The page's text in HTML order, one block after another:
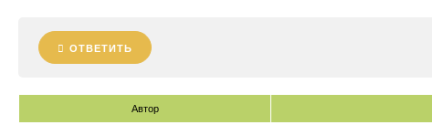
ОТВЕТИТЬ
Автор